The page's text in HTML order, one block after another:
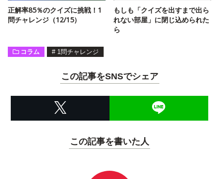
正解率85％のクイズに挑戦！1
問チャレンジ（12/15）
もしも「クイズを出すまで出ら
れない部屋」に閉じ込められた
ら
コラム # 1問チャレンジ
この記事をSNSでシェア
この記事を書いた人